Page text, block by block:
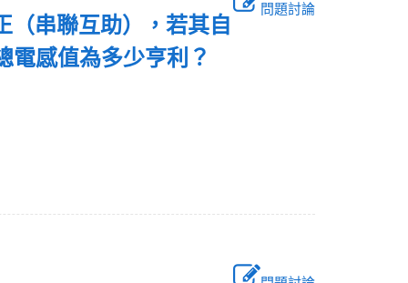
問題討論
（串聯互助），若其自
電感值為多少亨利？